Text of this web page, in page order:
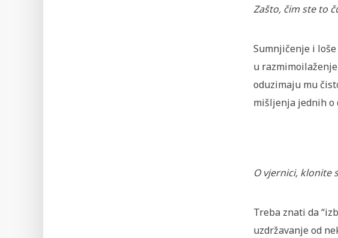
Zašto, čim ste to
Sumnjičenje i
u
oduzimaju mu
mišljenja jednih o
O vjernici, klonite
Treba znati da
uzdržavanje od